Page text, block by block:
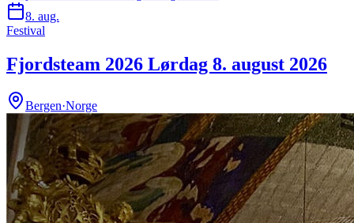
8. aug.
Festival
Fjordsteam 2026 Lørdag 8. august 2026
Bergen·Norge